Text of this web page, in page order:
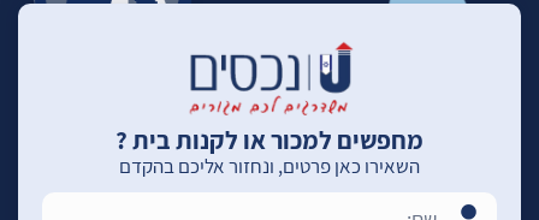
מחפשים למכור או לקנות בית ?
השאירו כאן פרטים, ונחזור אליכם בהקדם